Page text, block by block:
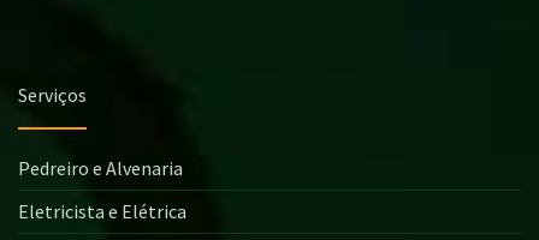
Serviços
Pedreiro e Alvenaria
Eletricista e Elétrica